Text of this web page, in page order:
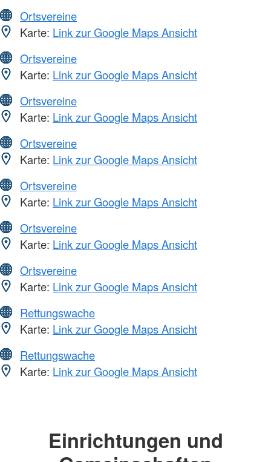
Ortsvereine
Karte: Link zur Google Maps Ansicht
Ortsvereine
Karte: Link zur Google Maps Ansicht
Ortsvereine
Karte: Link zur Google Maps Ansicht
Ortsvereine
Karte: Link zur Google Maps Ansicht
Ortsvereine
Karte: Link zur Google Maps Ansicht
Ortsvereine
Karte: Link zur Google Maps Ansicht
Ortsvereine
Karte: Link zur Google Maps Ansicht
Rettungswache
Karte: Link zur Google Maps Ansicht
Rettungswache
Karte: Link zur Google Maps Ansicht
Einrichtungen und